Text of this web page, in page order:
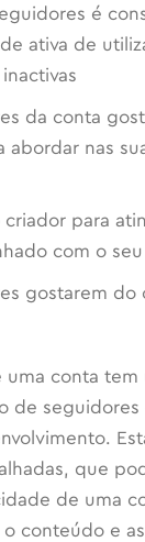
é
ativa de
da conta
abordar nas
para
com o
gostarem
uma conta tem
de seguidores
que
de uma
o conteúdo e